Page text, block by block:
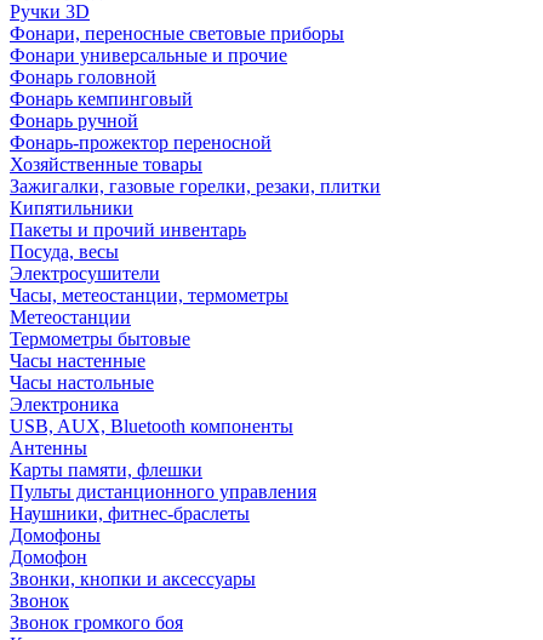
Ручки 3D
Фонари, переносные световые приборы
Фонари универсальные и прочие
Фонарь головной
Фонарь кемпинговый
Фонарь ручной
Фонарь-прожектор переносной
Хозяйственные товары
Зажигалки, газовые горелки, резаки, плитки
Кипятильники
Пакеты и прочий инвентарь
Посуда, весы
Электросушители
Часы, метеостанции, термометры
Метеостанции
Термометры бытовые
Часы настенные
Часы настольные
Электроника
USB, AUX, Bluetooth компоненты
Антенны
Карты памяти, флешки
Пульты дистанционного управления
Наушники, фитнес-браслеты
Домофоны
Домофон
Звонки, кнопки и аксессуары
Звонок
Звонок громкого боя